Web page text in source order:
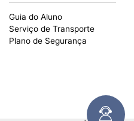
Guia do Aluno
Serviço de Transporte
Plano de Segurança